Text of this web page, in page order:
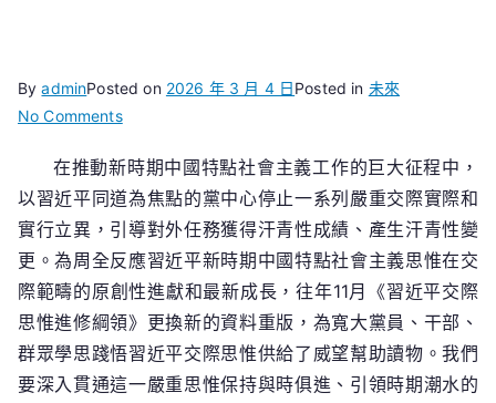
ByadminPosted on 2026 年 3 月 4 日Posted in 未來
No Commentson
入
貫
通
習
JIUYI
意
豪
宅
在推動新時期中國特點社會主義工作的巨大征程中，
以習近平同道為焦點的黨中心停止一系列嚴重交際實際和
實行立異，引導對外任務獲得汗青性成績、產生汗青性變
更。為周全反應習近平新時期中國特點社會主義思惟在交
際範疇的原創性進獻和最新成長，往年11月《習近平交際
思惟進修綱領》更換新的資料重版，為寬大黨員、干部、
群眾學思踐悟習近平交際思惟供給了威望幫助讀物。我們
要深入貫通這一嚴重思惟保持與時俱進、引領時期潮水的